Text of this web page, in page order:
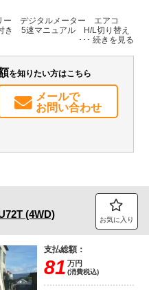
報
ー デジタルメーター エアコ
き 5速マニュアル H/L切り替え
を知りたい方はこちら
メールで
お問い合わせ
(4WD) お気に入り
支払総額：
81 万円
(消費税込)